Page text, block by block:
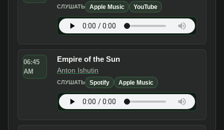
СЛУШАТЬ Apple Music YouTube
06:45
AM
Empire of the Sun
Anton Ishutin
СЛУШАТЬ Spotify Apple Music